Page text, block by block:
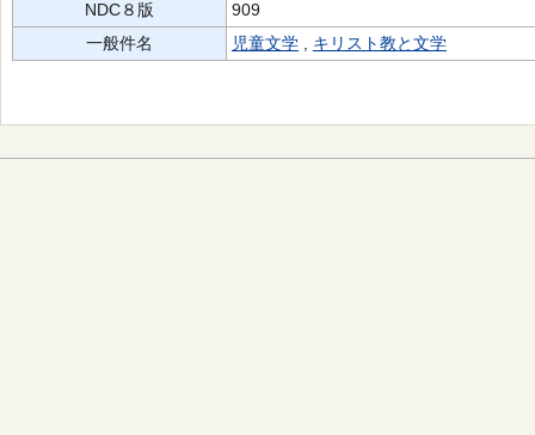
NDC８版
909
一般件名
児童文学 キリスト教と文学